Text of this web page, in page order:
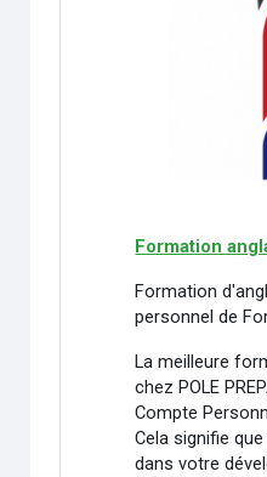
Formation
Formation
personnel de
La meilleure
chez POLE
Compte
Cela signifie
dans votre